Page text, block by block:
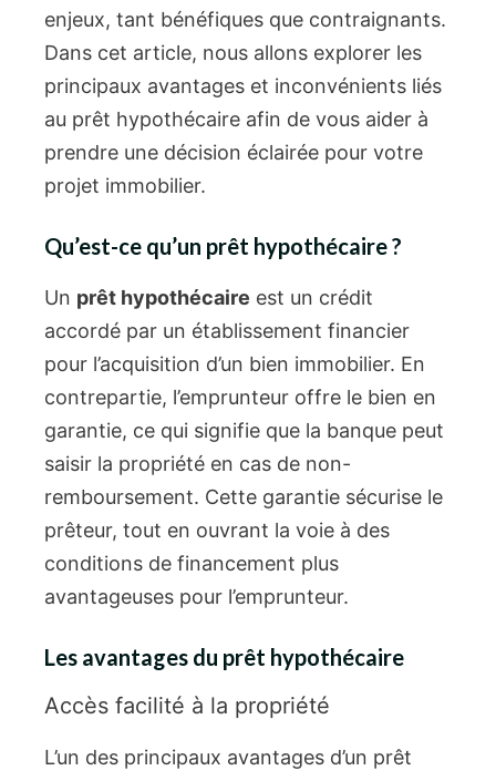
enjeux, tant bénéfiques que contraignants.
Dans cet article, nous allons explorer les
principaux avantages et inconvénients liés
au prêt hypothécaire afin de vous aider à
prendre une décision éclairée pour votre
projet immobilier.
Qu’est-ce qu’un prêt hypothécaire ?
Un prêt hypothécaire est un crédit
accordé par un établissement financier
pour l’acquisition d’un bien immobilier. En
contrepartie, l’emprunteur offre le bien en
garantie, ce qui signifie que la banque peut
saisir la propriété en cas de non-
remboursement. Cette garantie sécurise le
prêteur, tout en ouvrant la voie à des
conditions de financement plus
avantageuses pour l’emprunteur.
Les avantages du prêt hypothécaire
Accès facilité à la propriété
L’un des principaux avantages d’un prêt